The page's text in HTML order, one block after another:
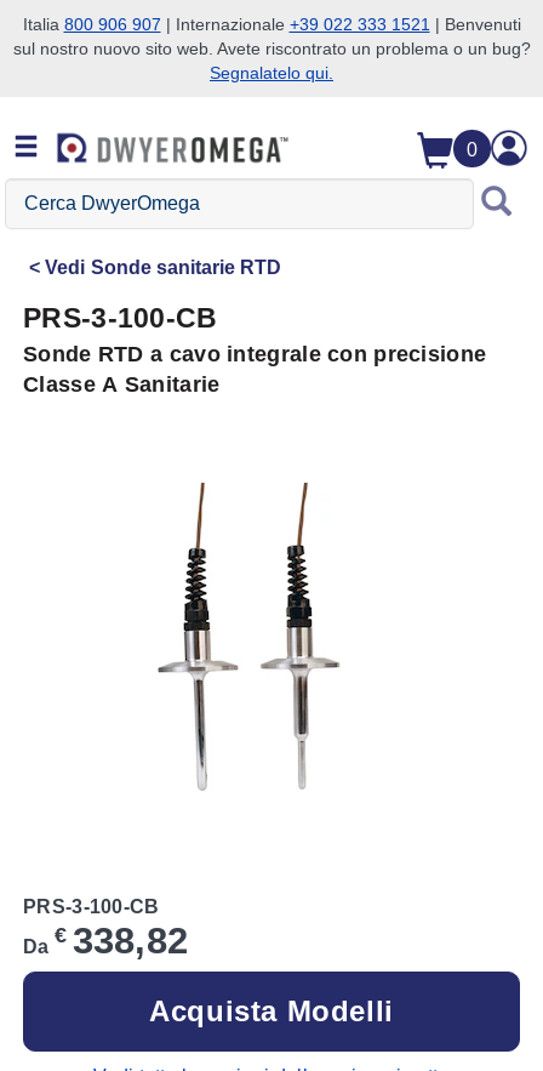
Salta alla ricerca
Salta al contenuto principale
Salta alla navigazione
Italia 800 906 907 | Internazionale +39 022 333 1521 | Benvenuti
sul nostro nuovo sito web. Avete riscontrato un problema o un bug?
Segnalatelo qui.
0
Cerca
DwyerOmega
Vedi Sonde sanitarie RTD
PRS-3-100-CB
Sonde RTD a cavo integrale con precisione
Classe A Sanitarie
PRS-3-100-CB
Da € 338,82
Acquista Modelli